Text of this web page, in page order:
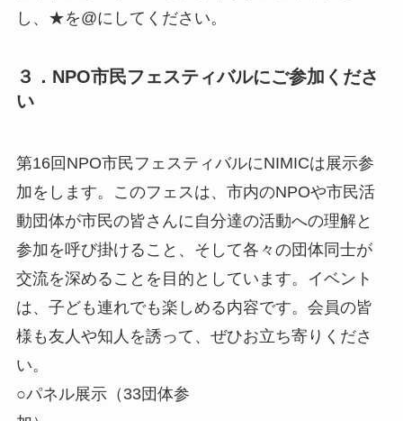
し、★を@にしてください。
３．NPO市民フェスティバルにご参加くださ
い
第16回NPO市民フェスティバルにNIMICは展示参
加をします。このフェスは、市内のNPOや市民活
動団体が市民の皆さんに自分達の活動への理解と
参加を呼び掛けること、そして各々の団体同士が
交流を深めることを目的としています。イベント
は、子ども連れでも楽しめる内容です。会員の皆
様も友人や知人を誘って、ぜひお立ち寄りくださ
い。
○パネル展示（33団体参